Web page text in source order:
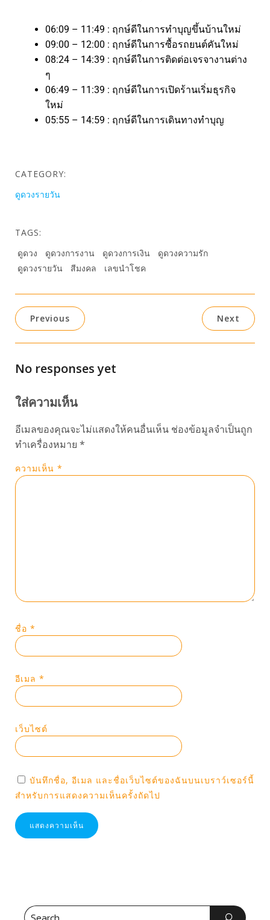
06:09 – 11:49 : ฤกษ์ดีในการทำบุญขึ้นบ้านใหม่
09:00 – 12:00 : ฤกษ์ดีในการซื้อรถยนต์คันใหม่
08:24 – 14:39 : ฤกษ์ดีในการติดต่อเจรจางานต่าง
ๆ
06:49 – 11:39 : ฤกษ์ดีในการเปิดร้านเริ่มธุรกิจ
ใหม่
05:55 – 14:59 : ฤกษ์ดีในการเดินทางทำบุญ
CATEGORY:
ดูดวงรายวัน
TAGS:
ดูดวง
ดูดวงการงาน ดูดวงการเงิน
ดูดวงความรัก
ดูดวงรายวัน
สีมงคล เลขนำโชค
Previous Next
No responses yet
ใส่ความเห็น
อีเมลของคุณจะไม่แสดงให้คนอื่นเห็น ช่องข้อมูลจำเป็นถูก
ทำเครื่องหมาย *
ความเห็น *
ชื่อ *
อีเมล *
เว็บไซต์
บันทึกชื่อ, อีเมล และชื่อเว็บไซต์ของฉันบนเบราว์เซอร์นี้
สำหรับการแสดงความเห็นครั้งถัดไป